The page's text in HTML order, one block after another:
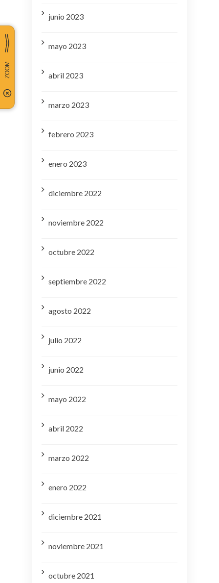
junio 2023
mayo 2023
abril 2023
marzo 2023
febrero 2023
enero 2023
diciembre 2022
noviembre 2022
octubre 2022
septiembre 2022
agosto 2022
julio 2022
junio 2022
mayo 2022
abril 2022
marzo 2022
enero 2022
diciembre 2021
noviembre 2021
octubre 2021